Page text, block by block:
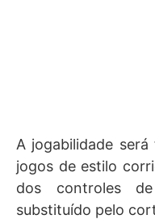
A jogabilidade
jogos de estilo
dos controles
substituído pelo